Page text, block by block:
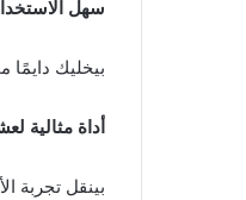
سهل
بيخليك
أداة مثالية
بينقل تجربة